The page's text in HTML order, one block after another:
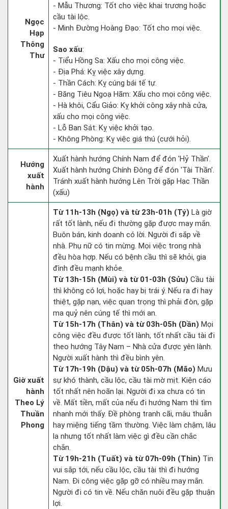
Ngọc
Hạp
Thông
Thư
- Mẫu Thương: Tốt cho việc khai trương hoặc
cầu tài lộc.
- Minh Đường Hoàng Đạo: Tốt cho mọi việc.
Sao xấu:
- Tiểu Hồng Sa: Xấu cho mọi công việc.
- Địa Phá: Kỵ việc xây dựng.
- Thần Cách: Kỵ cúng bái tế tự.
- Băng Tiêu Ngoạ Hãm: Xấu cho mọi công việc.
- Hà khôi, Cẩu Giảo: Kỵ khởi công xây nhà cửa,
xấu cho mọi công việc.
- Lỗ Ban Sát: Kỵ việc khởi tạo.
- Không Phòng: Kỵ việc giá thú (cưới hỏi).
Hướng
xuất
hành
Xuất hành hướng Chính Nam để đón 'Hỷ Thần'.
Xuất hành hướng Chính Đông để đón 'Tài Thần'.
Tránh xuất hành hướng Lên Trời gặp Hạc Thần
(xấu)
Giờ xuất
hành
Theo Lý
Thuần
Phong
Từ 11h-13h (Ngọ) và từ 23h-01h (Tý) Là giờ
rất tốt lành, nếu đi thường gặp được may mắn.
Buôn bán, kinh doanh có lời. Người đi sắp về
nhà. Phụ nữ có tin mừng. Mọi việc trong nhà
đều hòa hợp. Nếu có bệnh cầu thì sẽ khỏi, gia
đình đều mạnh khỏe.
Từ 13h-15h (Mùi) và từ 01-03h (Sửu) Cầu tài
thì không có lợi, hoặc hay bị trái ý. Nếu ra đi hay
thiệt, gặp nạn, việc quan trọng thì phải đòn, gặp
ma quỷ nên cúng tế thì mới an.
Từ 15h-17h (Thân) và từ 03h-05h (Dần) Mọi
công việc đều được tốt lành, tốt nhất cầu tài đi
theo hướng Tây Nam – Nhà cửa được yên lành.
Người xuất hành thì đều bình yên.
Từ 17h-19h (Dậu) và từ 05h-07h (Mão) Mưu
sự khó thành, cầu lộc, cầu tài mờ mịt. Kiện cáo
tốt nhất nên hoãn lại. Người đi xa chưa có tin
về. Mất tiền, mất của nếu đi hướng Nam thì tìm
nhanh mới thấy. Đề phòng tranh cãi, mâu thuẫn
hay miệng tiếng tầm thường. Việc làm chậm, lâu
la nhưng tốt nhất làm việc gì đều cần chắc
chắn.
Từ 19h-21h (Tuất) và từ 07h-09h (Thìn) Tin
vui sắp tới, nếu cầu lộc, cầu tài thì đi hướng
Nam. Đi công việc gặp gỡ có nhiều may mắn.
Người đi có tin về. Nếu chăn nuôi đều gặp thuận
lợi.